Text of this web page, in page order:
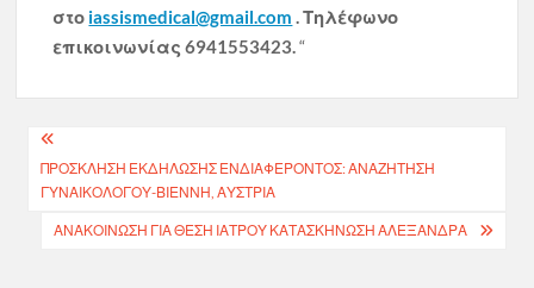
στο iassismedical@gmail.com . Τηλέφωνο
επικοινωνίας 6941553423.“
Πλοήγηση
άρθρων
ΠΡΟΣΚΛΗΣΗ ΕΚΔΗΛΩΣΗΣ ΕΝΔΙΑΦΕΡΟΝΤΟΣ: ΑΝΑΖΗΤΗΣΗ
ΓΥΝΑΙΚΟΛΟΓΟΥ-ΒΙΕΝΝΗ, ΑΥΣΤΡΙΑ
ΑΝΑΚΟΊΝΩΣΗ ΓΙΑ ΘΈΣΗ ΙΑΤΡΟΎ ΚΑΤΑΣΚΉΝΩΣΗ ΑΛΕΞΆΝΔΡΑ